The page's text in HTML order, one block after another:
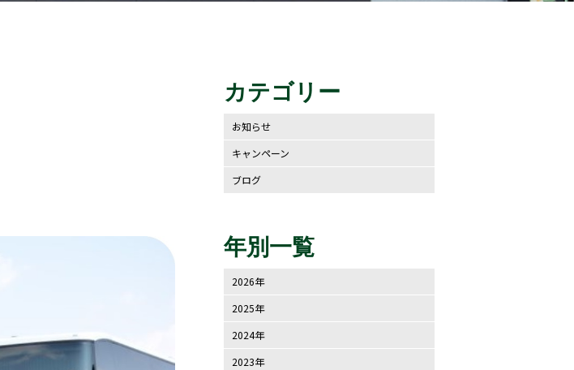
カテゴリー
お知らせ
キャンペーン
ブログ
年別一覧
2026年
2025年
2024年
2023年